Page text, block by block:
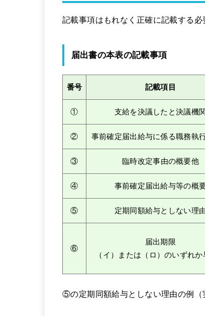
記載事項はもれなく正確に記載する必
届出書の本表の記載事項
番号 記載項目
① 支給を決議したと決議機関
② 事前確定届出給与に係る職務執
③ 臨時改定事由の概要他
④ 事前確定届出給与等の概
⑤ 定期同額給与としない理
⑥
届出期限
（イ）または（ロ）のいずれか
⑤の定期同額給与としない理由の例（